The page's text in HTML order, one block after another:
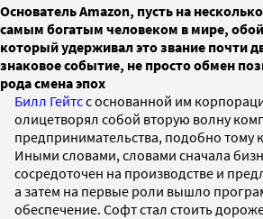
Основатель Amazon, пусть на
самым богатым человеком в мире,
который удерживал это звание почти
знаковое событие, не просто обмен
рода смена эпох
Билл Гейтсс основанной им
олицетворял собой вторую волну
предпринимательства, подобно тому
Иными словами, словами сначала
сосредоточен на производстве и
а затем на первые роли вышло
обеспечение. Софт стал стоить